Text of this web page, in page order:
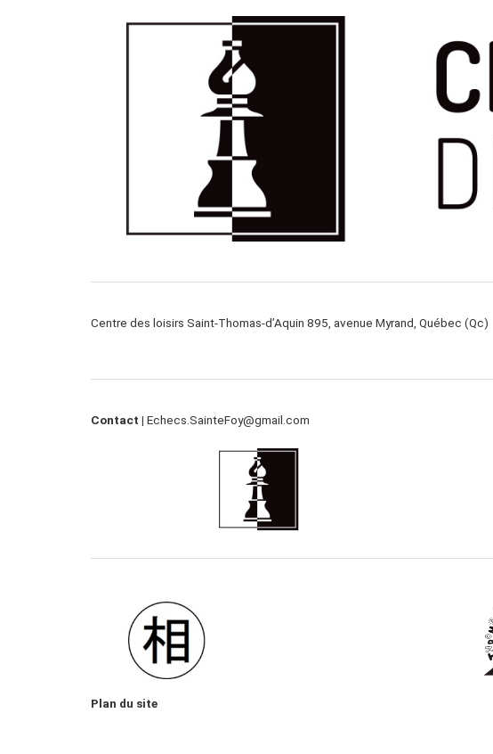
Centre des loisirs Saint-Thomas-d’Aquin 895, avenue Myrand, Québec (Qc)
Contact | Echecs.SainteFoy@gmail.com
Plan du site